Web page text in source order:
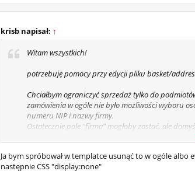
krisb napisał: ↑
Witam wszystkich!
potrzebuję pomocy przy edycji pliku basket/
Chciałbym ograniczyć sprzedaż tylko do
zamówienia w ogóle nie było możliwości wyboru
numeru NIP i nazwy firmy.
Ostatecznie pole "firma" mogłoby zostać, ale
Mnie udało się tylko usunąć możliwość
Z góry dzięki za wszelkie podpowiedzi!
Ja bym spróbował w templatce usunąć to w ogóle albo
następnie CSS "display:none"